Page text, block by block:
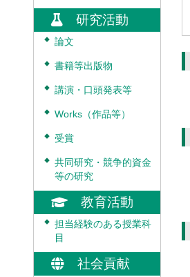
研究活動
◆ 論文
◆ 書籍等出版物
◆ 講演・口頭発表等
◆ Works（作品等）
◆ 受賞
◆
共同研究・競争的資金
等の研究
教育活動
◆
担当経験のある授業科
目
社会貢献